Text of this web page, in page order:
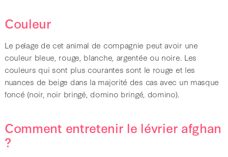
Couleur
Le pelage de cet animal de compagnie peut avoir une
couleur bleue, rouge, blanche, argentée ou noire. Les
couleurs qui sont plus courantes sont le rouge et les
nuances de beige dans la majorité des cas avec un masque
foncé (noir, noir bringé, domino bringé, domino).
Comment entretenir le lévrier afghan
?